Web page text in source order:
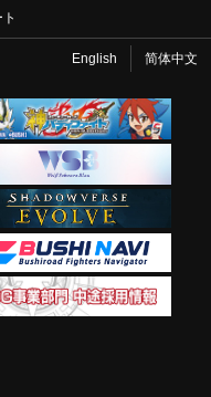
English 简体中文